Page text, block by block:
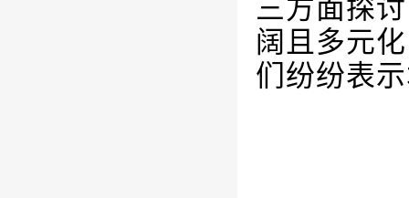
三方面探
阔且多元
们纷纷表